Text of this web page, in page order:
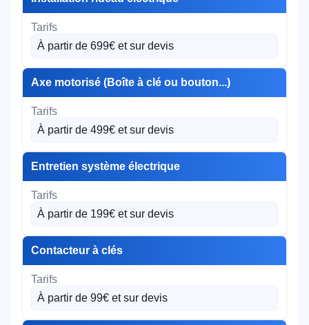
À partir de 699€ et sur devis
Axe motorisé (Boîte à clé ou bouton...)
À partir de 499€ et sur devis
Entretien système électrique
À partir de 199€ et sur devis
Contacteur à clés
À partir de 99€ et sur devis